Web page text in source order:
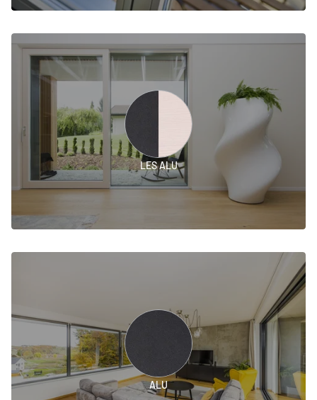
LES ALU
ALU